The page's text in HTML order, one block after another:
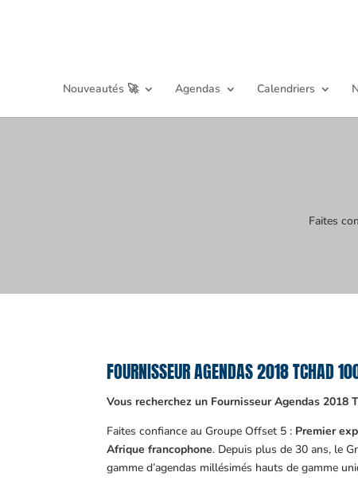
Nouveautés 🚀 Agendas Calendriers
Faites
FOURNISSEUR AGENDAS 2018 TCHAD
Vous recherchez un Fournisseur Agendas 2018
Faites confiance au Groupe Offset 5 : Premier
Afrique francophone. Depuis plus de 30 ans, le
gamme d’agendas millésimés hauts de gamme